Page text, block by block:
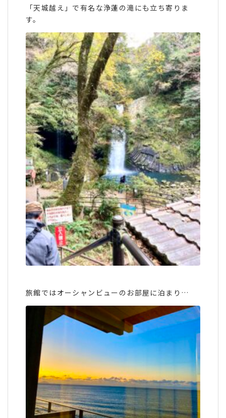
「天城越え」で有名な浄蓮の滝にも立ち寄りま
す。
旅館ではオーシャンビューのお部屋に泊まり…